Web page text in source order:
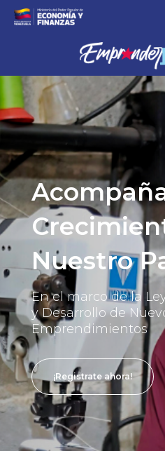
Nuestro
En el marco de la
y Desarrollo de
Emprendimientos
¡Registrate ahora!